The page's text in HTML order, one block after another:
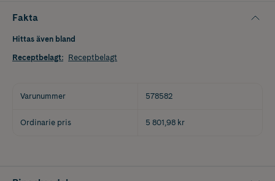
Fakta
Hittas även bland
Receptbelagt: Receptbelagt
Varunummer 578582
Ordinarie pris 5 801,98 kr